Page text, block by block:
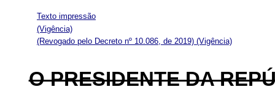
Texto impressão
(Vigência)
(Revogado pelo Decreto nº 10.086, de 2019) (Vigência)
O PRESIDENTE DA